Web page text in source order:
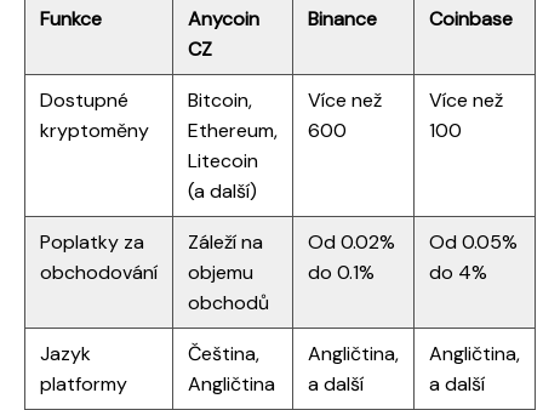
Funkce
Anycoin
CZ
Binance Coinbase
Dostupné
kryptoměny
Bitcoin,
Ethereum,
Litecoin
(a další)
Více než
600
Více než
100
Poplatky za
obchodování
Záleží na
objemu
obchodů
Od 0.02%
do 0.1%
Od 0.05%
do 4%
Jazyk
platformy
Čeština,
Angličtina
Angličtina,
a další
Angličtina,
a další